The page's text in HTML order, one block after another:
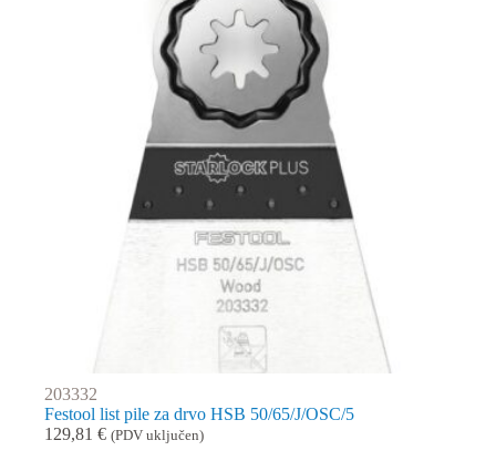
203332
Festool list pile za drvo HSB 50/65/J/OSC/5
129,81 € (PDV uključen)